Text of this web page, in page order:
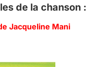
de la chanson :
Jacqueline Mani